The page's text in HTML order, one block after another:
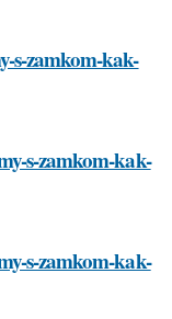
s-zamkom-kak-
s-zamkom-kak-
s-zamkom-kak-